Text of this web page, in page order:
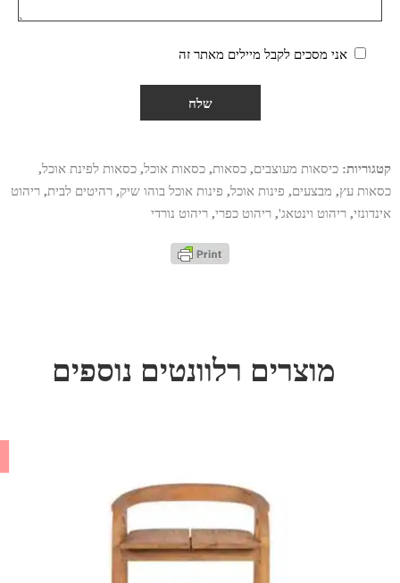
אני מסכים לקבל מיילים מאתר זה
קטגוריות: כיסאות מעוצבים, כסאות, כסאות אוכל, כסאות לפינת אוכל,
כסאות עץ, מבצעים, פינות אוכל, פינות אוכל בוהו שיק, רהיטים לבית, ריהוט
אינדונזי, ריהוט וינטאג', ריהוט כפרי, ריהוט נורדי
מוצרים רלוונטים נוספים